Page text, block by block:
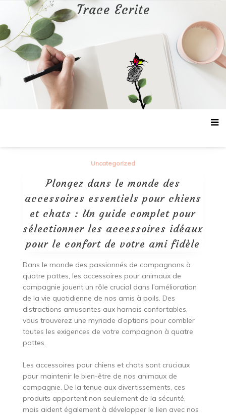
contenu
Trace Ecrite
Uncategorized
Plongez dans le monde des
accessoires essentiels pour chiens
et chats : Un guide complet pour
sélectionner les accessoires idéaux
pour le confort de votre ami fidèle
Dans le monde des passionnés de compagnons à
quatre pattes, les accessoires pour animaux de
compagnie jouent un rôle crucial dans l’amélioration
de la vie quotidienne de nos amis à poils. Des
distractions amusantes aux harnais confortables,
vous trouverez une myriade d’options pour combler
toutes les exigences de votre compagnon à quatre
pattes.
Les accessoires pour chiens et chats sont cruciaux
pour maintenir le bien-être de nos animaux de
compagnie. De la tenue aux divertissements, ces
produits apportent non seulement de la sécurité,
mais aident également à développer le lien avec nos